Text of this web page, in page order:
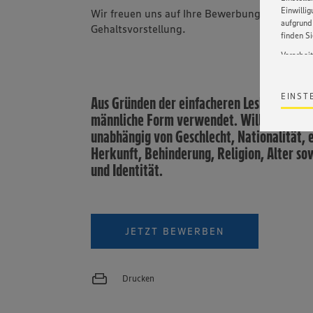
finden
Wir
ohne
Satz 1
wissen
Wir freuen uns auf Ihre Bewerbung mit
Gehaltsvorstellung.
Aus Gründen der einfacheren Lesbarkeit
männliche Form verwendet. Willkommen
unabhängig von Geschlecht, Nationalität,
Herkunft, Behinderung, Religion, Alter
und Identität.
JETZT BEWERBEN
Drucken